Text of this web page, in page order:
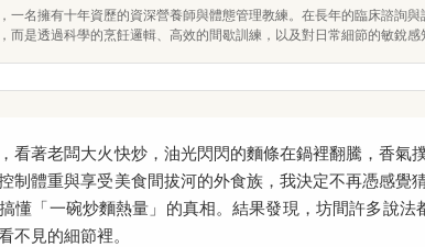
一名擁有十年資歷的資深營養師與體態管理教練。在長年的臨床諮詢
而是透過科學的烹飪邏輯、高效的間歇訓練，以及對日常細節的敏銳
看著老闆大火快炒，油光閃閃的麵條在鍋裡翻騰，香氣
制體重與享受美食間拔河的外食族，我決定不再憑感覺
懂「一碗炒麵熱量」的真相。結果發現，坊間許多說
不見的細節裡。